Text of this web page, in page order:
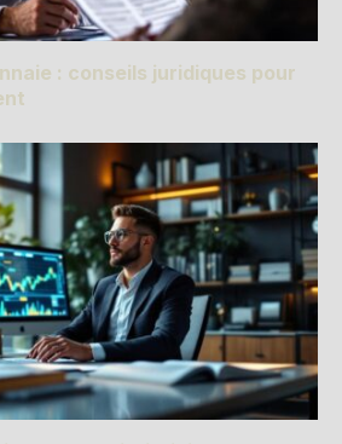
: conseils juridiques pour